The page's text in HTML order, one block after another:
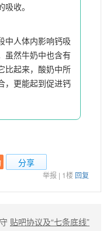
收。
中人体内影响钙吸
虽然牛奶中也含有
比起来，酸奶中所
，更能起到促进钙
分享
举报 | 1楼 回复
贴吧协议及“七条底线”